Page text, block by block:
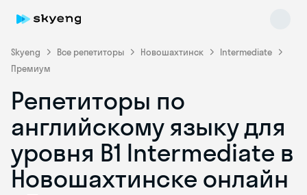
Skyeng Все репетиторы Новошахтинск
Intermediate
Премиум
Репетиторы по
английскому языку для
уровня B1 Intermediate в
Новошахтинске онлайн
Skyeng Chat